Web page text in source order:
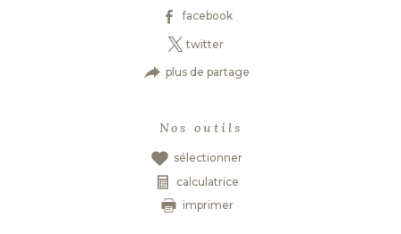
facebook
twitter
plus de partage
Nos outils
sélectionner
calculatrice
imprimer